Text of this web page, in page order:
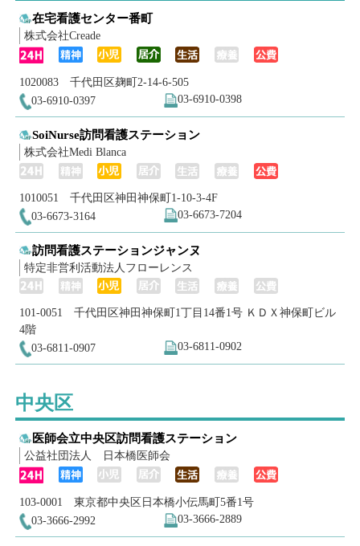
在宅看護センター番町
株式会社Creade
1020083 千代田区麹町2-14-6-505
03-6910-0397
03-6910-0398
SoiNurse訪問看護ステーション
株式会社Medi Blanca
1010051 千代田区神田神保町1-10-3-4F
03-6673-3164
03-6673-7204
訪問看護ステーションジャンヌ
特定非営利活動法人フローレンス
101-0051 千代田区神田神保町1丁目14番1号 ＫＤＸ神保町ビル
4階
03-6811-0907
03-6811-0902
中央区
医師会立中央区訪問看護ステーション
公益社団法人 日本橋医師会
103-0001 東京都中央区日本橋小伝馬町5番1号
03-3666-2992
03-3666-2889